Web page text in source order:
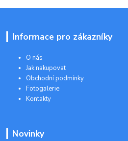
Informace pro zákazníky
O nás
Jak nakupovat
Obchodní podmínky
Fotogalerie
Kontakty
Novinky